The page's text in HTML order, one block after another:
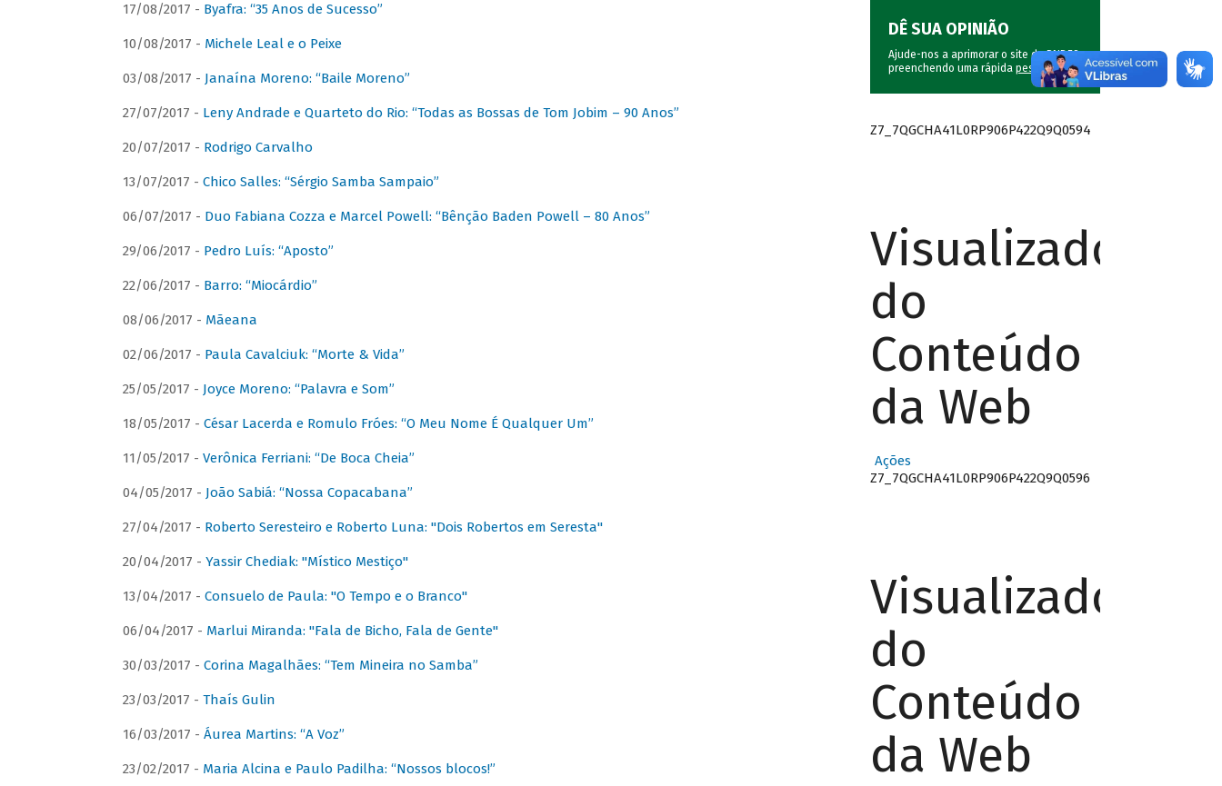
17/08/2017 - Byafra: “35 Anos de Sucesso”
10/08/2017 - Michele Leal e o Peixe
03/08/2017 - Janaína Moreno: “Baile Moreno”
27/07/2017 - Leny Andrade e Quarteto do Rio: “Todas as Bossas de Tom Jobim – 90 Anos”
20/07/2017 - Rodrigo Carvalho
13/07/2017 - Chico Salles: “Sérgio Samba Sampaio”
06/07/2017 - Duo Fabiana Cozza e Marcel Powell: “Bênção Baden Powell – 80 Anos”
29/06/2017 - Pedro Luís: “Aposto”
22/06/2017 - Barro: “Miocárdio”
08/06/2017 - Mãeana
02/06/2017 - Paula Cavalciuk: “Morte & Vida”
25/05/2017 - Joyce Moreno: “Palavra e Som”
18/05/2017 - César Lacerda e Romulo Fróes: “O Meu Nome É Qualquer Um”
11/05/2017 - Verônica Ferriani: “De Boca Cheia”
04/05/2017 - João Sabiá: “Nossa Copacabana”
27/04/2017 - Roberto Seresteiro e Roberto Luna: "Dois Robertos em Seresta"
20/04/2017 - Yassir Chediak: "Místico Mestiço"
13/04/2017 - Consuelo de Paula: "O Tempo e o Branco"
06/04/2017 - Marlui Miranda: "Fala de Bicho, Fala de Gente"
30/03/2017 - Corina Magalhães: “Tem Mineira no Samba”
23/03/2017 - Thaís Gulin
16/03/2017 - Áurea Martins: “A Voz”
23/02/2017 - Maria Alcina e Paulo Padilha: “Nossos blocos!”
DÊ SUA OPINIÃO
Ajude-nos a aprimorar o site do BNDES
preenchendo uma rápida pesquisa.
Z7_7QGCHA41L0RP906P422Q9Q0594
Visualizador
do
Conteúdo
da Web
Ações
Z7_7QGCHA41L0RP906P422Q9Q0596
Visualizador
do
Conteúdo
da Web